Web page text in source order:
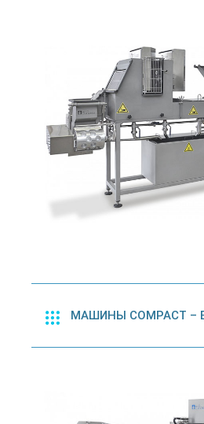
МАШИНЫ COMPACT